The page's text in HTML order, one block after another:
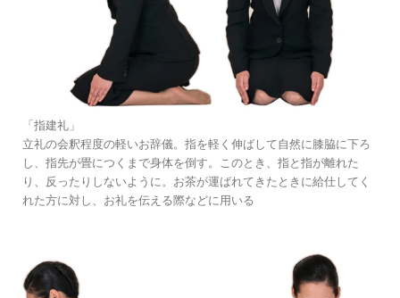
「指建礼」
立礼の会釈程度の軽いお辞儀。指を軽く伸ばして自然に膝脇に下ろ
し、指先が畳につくまで身体を倒す。このとき、指と指が離れた
り、反ったりしないように。お茶が運ばれてきたときに給仕してく
れた方に対し、お礼を伝える際などに用いる